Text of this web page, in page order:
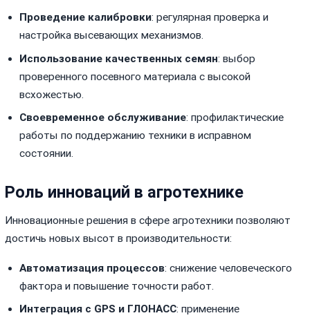
Проведение калибровки: регулярная проверка и
настройка высевающих механизмов.
Использование качественных семян: выбор
проверенного посевного материала с высокой
всхожестью.
Своевременное обслуживание: профилактические
работы по поддержанию техники в исправном
состоянии.
Роль инноваций в агротехнике
Инновационные решения в сфере агротехники позволяют
достичь новых высот в производительности:
Автоматизация процессов: снижение человеческого
фактора и повышение точности работ.
Интеграция с GPS и ГЛОНАСС: применение